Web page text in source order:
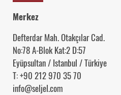
Merkez
Defterdar Mah. Otakçılar Cad.
No:78 A-Blok Kat:2 D:57
Eyüpsultan / Istanbul / Türkiye
T: +90 212 970 35 70
info@seljel.com